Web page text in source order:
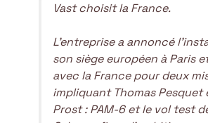
Vast choisit la France.
L’entreprise a annoncé
son siège européen à Paris
avec la France pour deux
impliquant Thomas Pesquet
Prost : PAM-6 et le vol test